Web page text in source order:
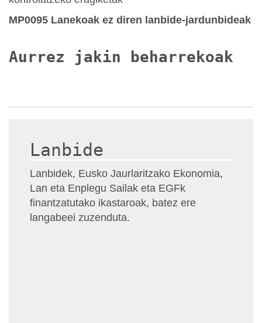
MP0095 Lanekoak ez diren lanbide-jardunbideak
Aurrez jakin beharrekoak
Lanbide
Lanbidek, Eusko Jaurlaritzako Ekonomia,
Lan eta Enplegu Sailak eta EGFk
finantzatutako ikastaroak, batez ere
langabeei zuzenduta.